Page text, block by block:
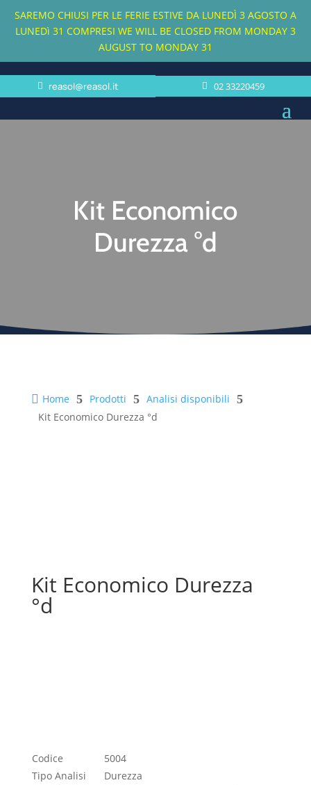
SAREMO CHIUSI PER LE FERIE ESTIVE DA LUNEDÌ 3 AGOSTO A
LUNEDì 31 COMPRESI WE WILL BE CLOSED FROM MONDAY 3
AUGUST TO MONDAY 31
reasol@reasol.it 02 33220459
Kit Economico
Durezza °d
 Home 5 Prodotti 5 Analisi disponibili 5
Kit Economico Durezza °d
Kit Economico Durezza
°d
Codice
5004
Tipo Analisi
Durezza